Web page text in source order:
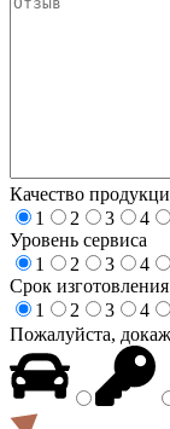
Качество
1
2 3 4
Уровень сервиса
1
2 3 4
Срок изготовления
1
2 3 4
Пожалуйста,